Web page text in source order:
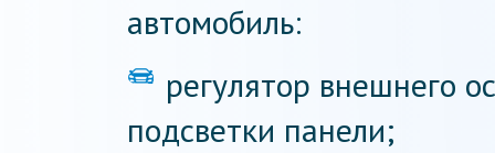
автомобиль:
регулятор внешнего
подсветки панели;